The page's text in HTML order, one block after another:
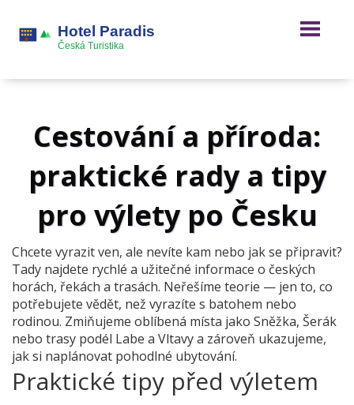
Cestování a příroda:
praktické rady a tipy
pro výlety po Česku
Chcete vyrazit ven, ale nevíte kam nebo jak se připravit?
Tady najdete rychlé a užitečné informace o českých
horách, řekách a trasách. Neřešíme teorie — jen to, co
potřebujete vědět, než vyrazíte s batohem nebo
rodinou. Zmiňujeme oblíbená místa jako Sněžka, Šerák
nebo trasy podél Labe a Vltavy a zároveň ukazujeme,
jak si naplánovat pohodlné ubytování.
Praktické tipy před výletem